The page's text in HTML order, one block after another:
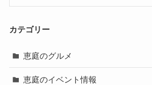
カテゴリー
恵庭のグルメ
恵庭のイベント情報